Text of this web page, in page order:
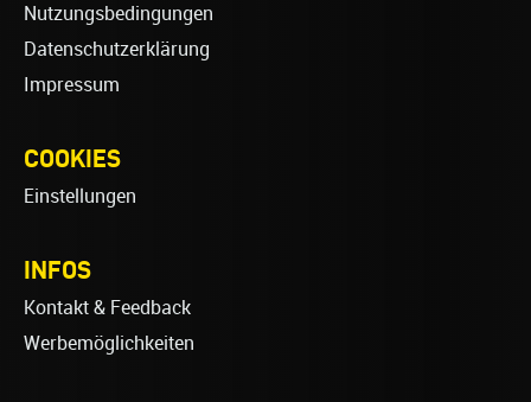
Nutzungsbedingungen
Datenschutzerklärung
Impressum
COOKIES
Einstellungen
INFOS
Kontakt & Feedback
Werbemöglichkeiten